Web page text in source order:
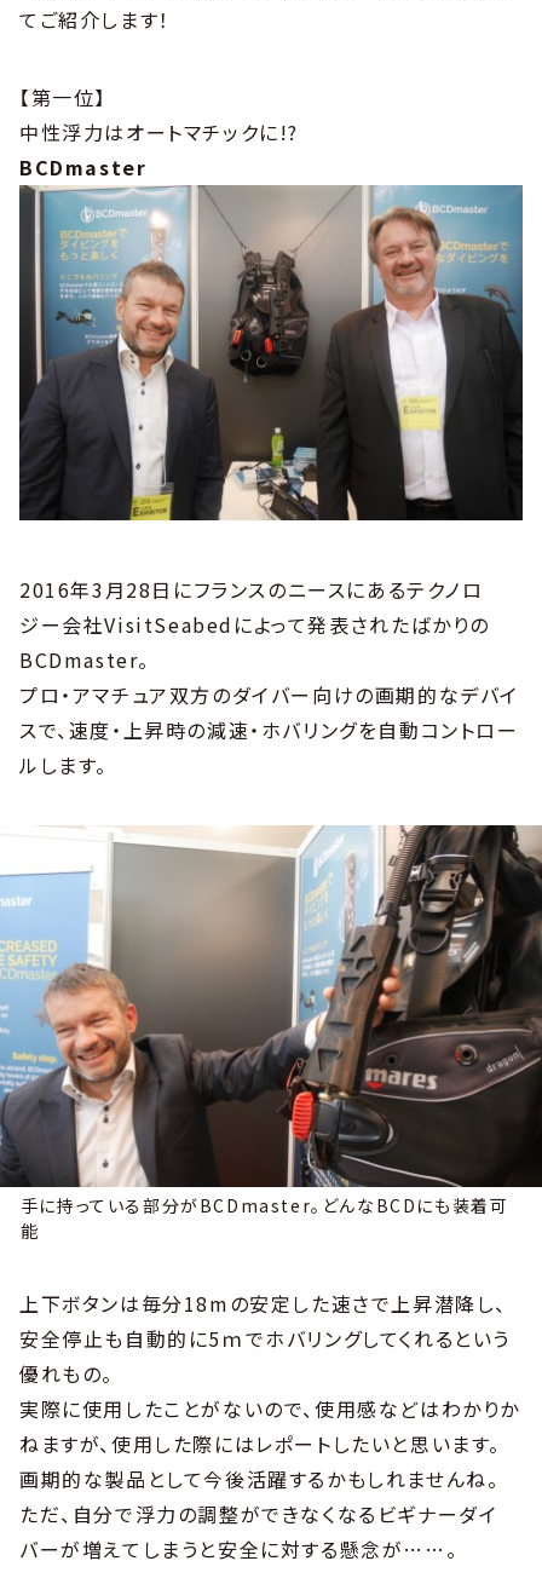
てご紹介します！
【第一位】
中性浮力はオートマチックに!?
BCDmaster
2016年3月28日にフランスのニースにあるテクノロ
ジー会社VisitSeabedによって発表されたばかりの
BCDmaster。
プロ・アマチュア双方のダイバー向けの画期的なデバイ
スで、速度・上昇時の減速・ホバリングを自動コントロー
ルします。
手に持っている部分がBCDmaster。どんなBCDにも装着可
能
上下ボタンは毎分18mの安定した速さで上昇潜降し、
安全停止も自動的に5ｍでホバリングしてくれるという
優れもの。
実際に使用したことがないので、使用感などはわかりか
ねますが、使用した際にはレポートしたいと思います。
画期的な製品として今後活躍するかもしれませんね。
ただ、自分で浮力の調整ができなくなるビギナーダイ
バーが増えてしまうと安全に対する懸念が……。